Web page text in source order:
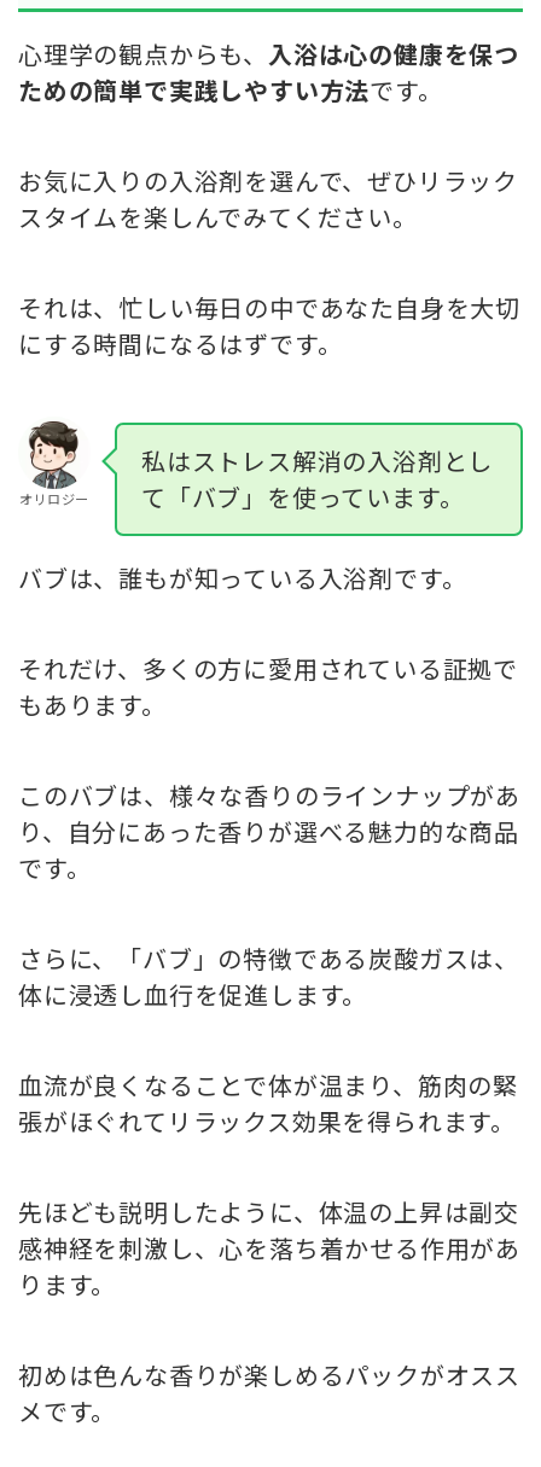
心理学の観点からも、 入浴は心の健康を保つ
ための簡単で実践しやすい方法です。
お気に入りの入浴剤を選んで、ぜひリラック
スタイムを楽しんでみてください。
それは、忙しい毎日の中であなた自身を大切
にする時間になるはずです。
オリロジー
私はストレス解消の入浴剤とし
て「バブ」を使っています。
バブは、誰もが知っている入浴剤です。
それだけ、多くの方に愛用されている証拠で
もあります。
このバブは、様々な香りのラインナップがあ
り、自分にあった香りが選べる魅力的な商品
です。
さらに、「バブ」の特徴である炭酸ガスは、
体に浸透し血行を促進します。
血流が良くなることで体が温まり、筋肉の緊
張がほぐれてリラックス効果を得られます。
先ほども説明したように、体温の上昇は副交
感神経を刺激し、心を落ち着かせる作用があ
ります。
初めは色んな香りが楽しめるパックがオスス
メです。